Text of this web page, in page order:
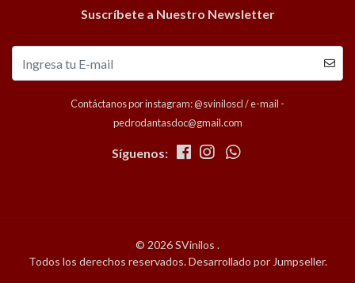
Suscríbete a Nuestro Newsletter
Contáctanos por instagram: @sviniloscl / e-mail -
pedrodantasdoc@gmail.com
Síguenos:
© 2026 SVinilos .
Todos los derechos reservados.Desarrollado por Jumpseller.